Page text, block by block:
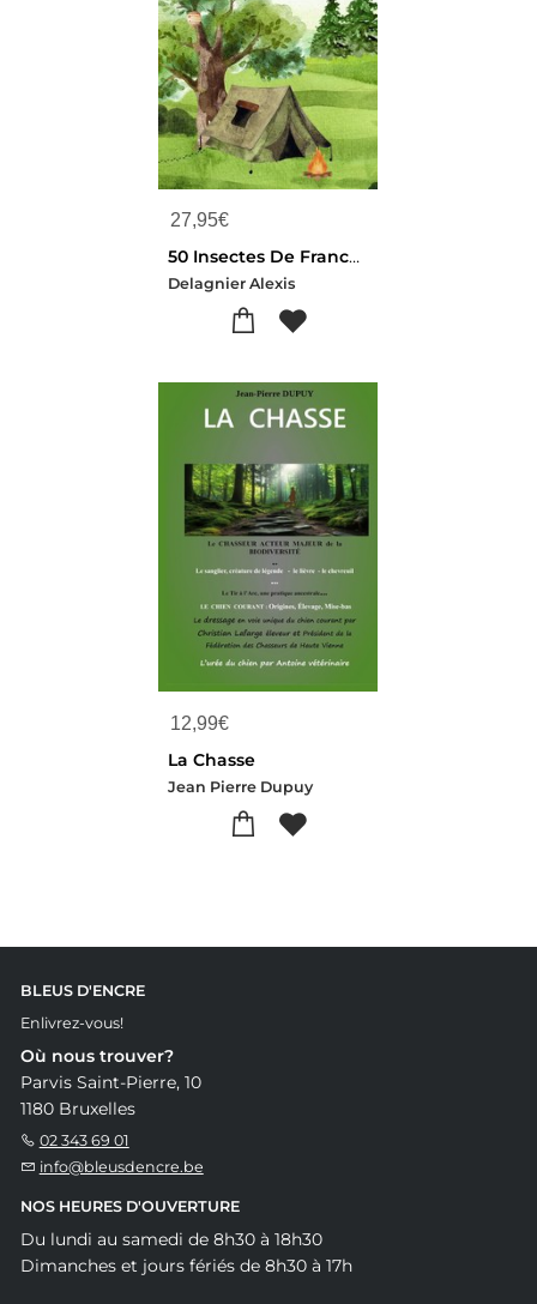
27,95€
50 Insectes De France : Guide
Delagnier Alexis
12,99€
La Chasse
Jean Pierre Dupuy
BLEUS D'ENCRE
Enlivrez-vous!
Où nous trouver?
Parvis Saint-Pierre, 10
1180 Bruxelles
02 343 69 01
info@bleusdencre.be
NOS HEURES D'OUVERTURE
Du lundi au samedi de 8h30 à 18h30
Dimanches et jours fériés de 8h30 à 17h